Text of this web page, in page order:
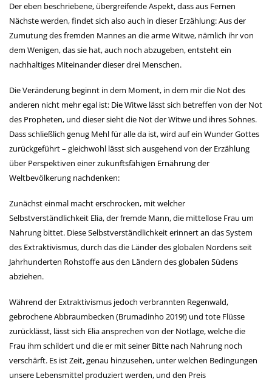
Der eben beschriebene, übergreifende Aspekt, dass aus Fernen
Nächste werden, findet sich also auch in dieser Erzählung: Aus der
Zumutung des fremden Mannes an die arme Witwe, nämlich ihr von
dem Wenigen, das sie hat, auch noch abzugeben, entsteht ein
nachhaltiges Miteinander dieser drei Menschen.
Die Veränderung beginnt in dem Moment, in dem mir die Not des
anderen nicht mehr egal ist: Die Witwe lässt sich betreffen von der Not
des Propheten, und dieser sieht die Not der Witwe und ihres Sohnes.
Dass schließlich genug Mehl für alle da ist, wird auf ein Wunder Gottes
zurückgeführt – gleichwohl lässt sich ausgehend von der Erzählung
über Perspektiven einer zukunftsfähigen Ernährung der
Weltbevölkerung nachdenken:
Zunächst einmal macht erschrocken, mit welcher
Selbstverständlichkeit Elia, der fremde Mann, die mittellose Frau um
Nahrung bittet. Diese Selbstverständlichkeit erinnert an das System
des Extraktivismus, durch das die Länder des globalen Nordens seit
Jahrhunderten Rohstoffe aus den Ländern des globalen Südens
abziehen.
Während der Extraktivismus jedoch verbrannten Regenwald,
gebrochene Abbraumbecken (Brumadinho 2019!) und tote Flüsse
zurücklässt, lässt sich Elia ansprechen von der Notlage, welche die
Frau ihm schildert und die er mit seiner Bitte nach Nahrung noch
verschärft. Es ist Zeit, genau hinzusehen, unter welchen Bedingungen
unsere Lebensmittel produziert werden, und den Preis